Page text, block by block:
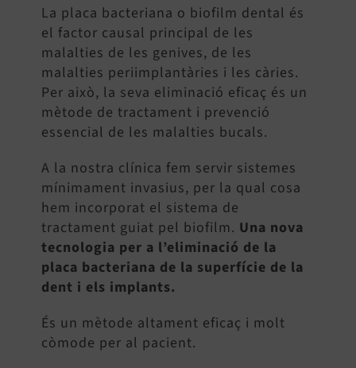
La placa bacteriana o biofilm dental és
el factor causal principal de les
malalties de les genives, de les
malalties periimplantàries i les càries.
Per això, la seva eliminació eficaç és un
mètode de tractament i prevenció
essencial de les malalties bucals.
A la nostra clínica fem servir sistemes
mínimament invasius, per la qual cosa
hem incorporat el sistema de
tractament guiat pel biofilm. Una nova
tecnologia per a l’eliminació de la
placa bacteriana de la superfície de la
dent i els implants.
És un mètode altament eficaç i molt
còmode per al pacient.